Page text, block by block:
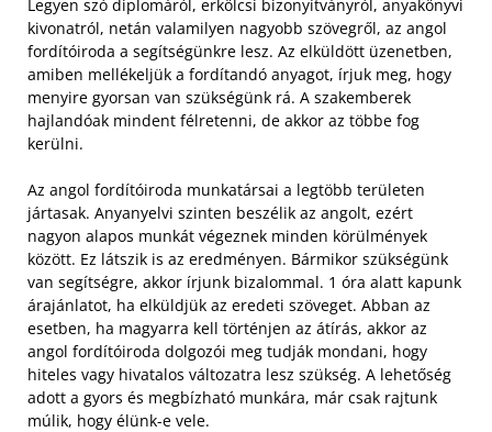
Legyen szó diplomáról, erkölcsi bizonyítványról, anyakönyvi
kivonatról, netán valamilyen nagyobb szövegről, az angol
fordítóiroda a segítségünkre lesz. Az elküldött üzenetben,
amiben mellékeljük a fordítandó anyagot, írjuk meg, hogy
menyire gyorsan van szükségünk rá. A szakemberek
hajlandóak mindent félretenni, de akkor az többe fog
kerülni.
Az angol fordítóiroda munkatársai a legtöbb területen
jártasak. Anyanyelvi szinten beszélik az angolt, ezért
nagyon alapos munkát végeznek minden körülmények
között. Ez látszik is az eredményen. Bármikor szükségünk
van segítségre, akkor írjunk bizalommal. 1 óra alatt kapunk
árajánlatot, ha elküldjük az eredeti szöveget. Abban az
esetben, ha magyarra kell történjen az átírás, akkor az
angol fordítóiroda dolgozói meg tudják mondani, hogy
hiteles vagy hivatalos változatra lesz szükség. A lehetőség
adott a gyors és megbízható munkára, már csak rajtunk
múlik, hogy élünk-e vele.